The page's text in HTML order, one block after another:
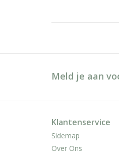
Meld je aan
Klantenservice
Sidemap
Over Ons